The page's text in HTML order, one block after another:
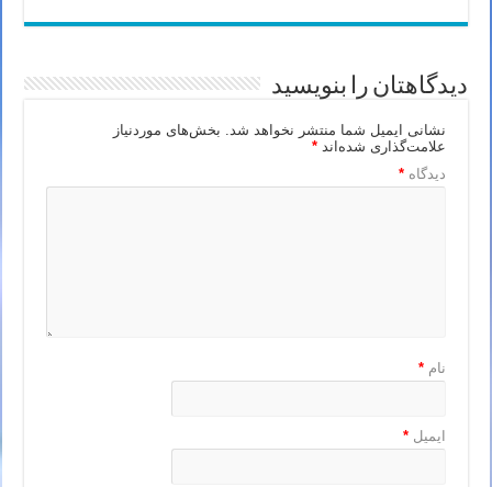
دیدگاهتان را بنویسید
نشانی ایمیل شما منتشر نخواهد شد.
بخش‌های موردنیاز
علامت‌گذاری شده‌اند*
دیدگاه*
نام*
ایمیل*